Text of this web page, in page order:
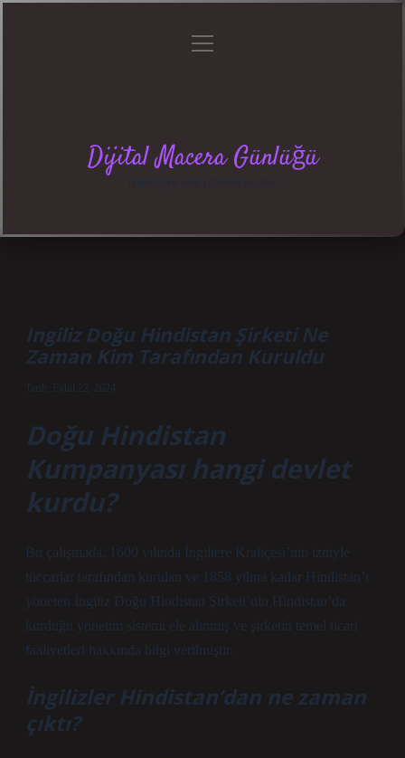
menüyü
Dijital Macera Günlüğü
Ingiliz Doğu Hindistan Şirketi Ne
Zaman Kim Tarafından Kuruldu
Tarih: Eylül 22, 2024
Doğu Hindistan
Kumpanyası hangi devlet
kurdu?
Bu çalışmada, 1600 yılında İngiltere Kraliçesi’nin izniyle
tüccarlar tarafından kurulan ve 1858 yılına kadar Hindistan’ı
yöneten İngiliz Doğu Hindistan Şirketi’nin Hindistan’da
kurduğu yönetim sistemi ele alınmış ve şirketin temel ticari
faaliyetleri hakkında bilgi verilmiştir.
İngilizler Hindistan’dan ne zaman
çıktı?